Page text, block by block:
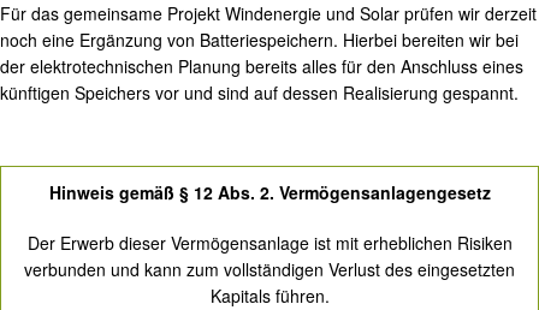
Für das gemeinsame Projekt Windenergie und Solar prüfen wir derzeit
noch eine Ergänzung von Batteriespeichern. Hierbei bereiten wir bei
der elektrotechnischen Planung bereits alles für den Anschluss eines
künftigen Speichers vor und sind auf dessen Realisierung gespannt.
Hinweis gemäß § 12 Abs. 2. Vermögens­anlagen­gesetz
Der Erwerb dieser Vermögens­anlage ist mit erheblichen Risiken
verbunden und kann zum vollständigen Verlust des eingesetzten
Kapitals führen.